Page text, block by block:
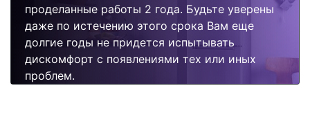
проделанные работы 2 года. Будьте уверены
даже по истечению этого срока Вам еще
долгие годы не придется испытывать
дискомфорт с появлениями тех или иных
проблем.